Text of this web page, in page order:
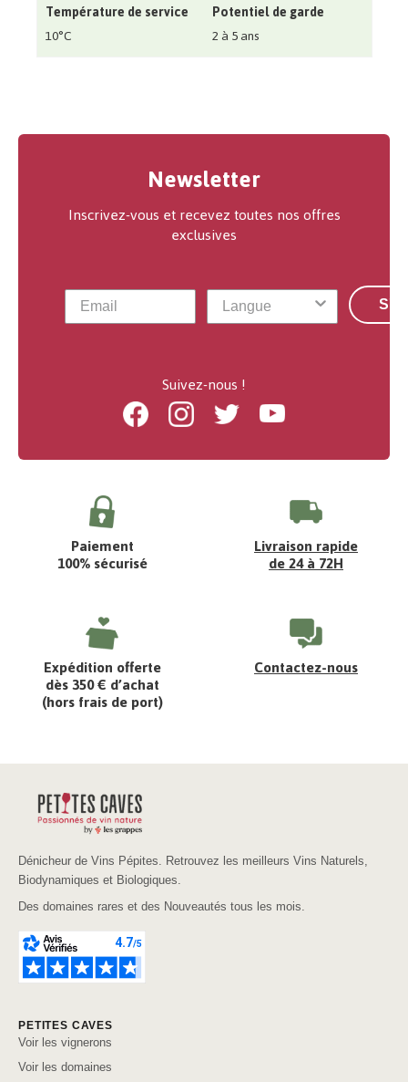
Température de service
10°C
Potentiel de garde
2 à 5 ans
Newsletter
Inscrivez-vous et recevez toutes nos offres
exclusives
Suivez-nous !
FacebookInstagramTwitter Youtube
Paiement
100% sécurisé
Livraison rapide
de 24 à 72H
Expédition offerte
dès 350 € d’achat
(hors frais de port)
Contactez-nous
Dénicheur de Vins Pépites. Retrouvez les meilleurs Vins Naturels,
Biodynamiques et Biologiques.
Des domaines rares et des Nouveautés tous les mois.
PETITES CAVES
Voir les vignerons
Voir les domaines